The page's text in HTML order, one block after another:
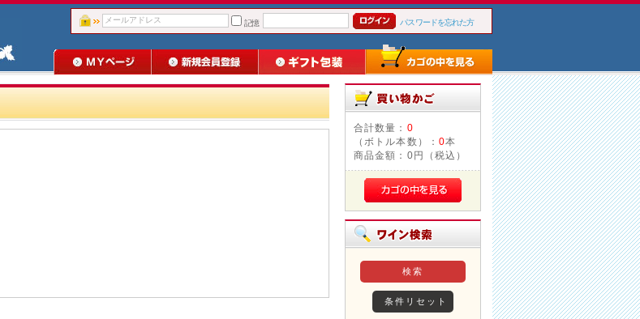
記憶
パスワードを忘れた方
合計数量： 0
（ボトル本数）： 0本
商品金額： 0円（税込）